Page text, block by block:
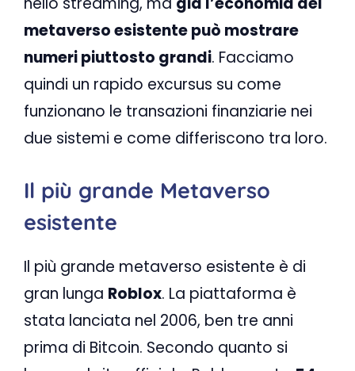
metaverso esistente può mostrare
numeri piuttosto grandi. Facciamo
quindi un rapido excursus su come
funzionano le transazioni finanziarie nei
due sistemi e come differiscono tra loro.
Il più grande Metaverso
esistente
Il più grande metaverso esistente è di
gran lunga Roblox. La piattaforma è
stata lanciata nel 2006, ben tre anni
prima di Bitcoin. Secondo quanto si